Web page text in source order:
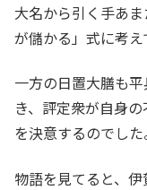
大名から引く手あ
が儲かる」式に考え
一方の日置大膳も
き、評定衆が自身
を決意するのでした
物語を見てると、